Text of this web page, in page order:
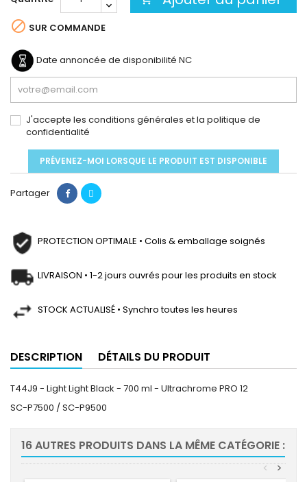
 SUR COMMANDE
Date annoncée de disponibilité NC
J'accepte les conditions générales et la politique de
confidentialité
PRÉVENEZ-MOI LORSQUE LE PRODUIT EST DISPONIBLE
Partager
PROTECTION OPTIMALE • Colis & emballage soignés
LIVRAISON • 1-2 jours ouvrés pour les produits en stock
STOCK ACTUALISÉ • Synchro toutes les heures
DESCRIPTION DÉTAILS DU PRODUIT
T44J9 - Light Light Black - 700 ml - Ultrachrome PRO 12
SC-P7500 / SC-P9500
16 AUTRES PRODUITS DANS LA MÊME CATÉGORIE :
>
<